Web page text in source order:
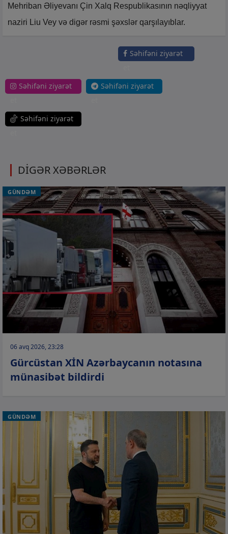
Mehriban Əliyevanı Çin Xalq Respublikasının nəqliyyat
naziri Liu Vey və digər rəsmi şəxslər qarşılayıblar.
Səhifəni ziyarət
Səhifəni ziyarət
Səhifəni ziyarət
Səhifəni ziyarət
DİGƏR XƏBƏRLƏR
GÜNDƏM
06 avq 2026, 23:28
Gürcüstan XİN Azərbaycanın notasına
münasibət bildirdi
GÜNDƏM